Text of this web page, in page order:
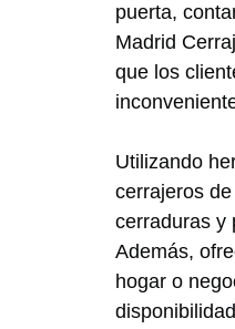
puerta,
Madrid
que los
Utilizando
cerrajeros
cerraduras y
Además,
hogar o